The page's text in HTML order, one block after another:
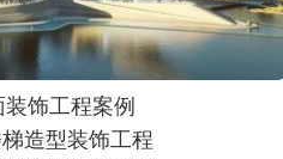
饰工程案例
造型装饰工程